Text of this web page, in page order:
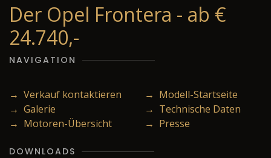
Der Opel Frontera - ab €
24.740,-
NAVIGATION
→ Verkauf kontaktieren
→ Modell-Startseite
→ Galerie
→ Technische Daten
→ Motoren-Übersicht
→ Presse
DOWNLOADS